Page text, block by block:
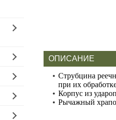
ОПИСАНИЕ
Струбцина
при их
Корпус из
Рычажный